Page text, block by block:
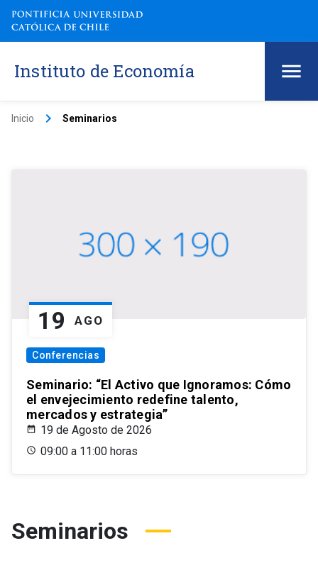
Instituto de Economía
Inicio keyboard_arrow_right Seminarios
19 AGO
Conferencias
Seminario: “El Activo que Ignoramos: Cómo
el envejecimiento redefine talento,
mercados y estrategia”
19 de Agosto de 2026
09:00 a 11:00 horas
Seminarios